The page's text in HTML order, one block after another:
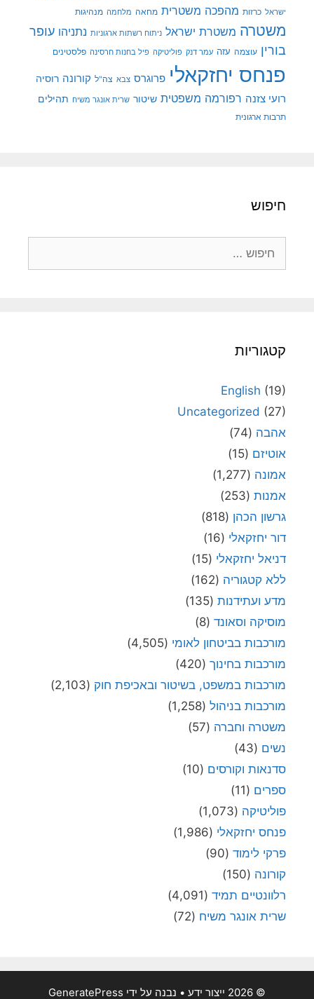
ישראל כרזות מהפכה משטרית מחאה מלחמה מנהיגות
משטרה משטרת ישראל ניתוח רשתות ארגוניות נתניהו עופר
בורין עוצמה עזה עמר דנק פוליטיקה פיל בחנות חרסינה פלסטינים
פנחס יחזקאלי פרוגרס צבא צה"ל קורונה רוסיה
רועי צזנה רפורמה משפטית שיטור שרית אונגר משיח תהילים
תרבות ארגונית
חיפוש
קטגוריות
English (19)
Uncategorized (27)
אהבה (74)
אוטיזם (15)
אמונה (1,277)
אמנות (253)
גרשון הכהן (818)
דור יחזקאלי (16)
דניאל יחזקאלי (15)
ללא קטגוריה (162)
מדע ועתידנות (135)
מוסיקה וסאונד (8)
מורכבות בביטחון לאומי (4,505)
מורכבות בחינוך (420)
מורכבות במשפט, בשיטור ובאכיפת חוק (2,103)
מורכבות בניהול (1,258)
משטרה וחברה (57)
נשים (43)
סדנאות וקורסים (10)
ספרים (11)
פוליטיקה (1,073)
פנחס יחזקאלי (1,986)
פרקי לימוד (90)
קורונה (150)
רלוונטיים תמיד (4,091)
שרית אונגר משיח (72)
© 2026 ייצור ידע • נבנה על ידי GeneratePress